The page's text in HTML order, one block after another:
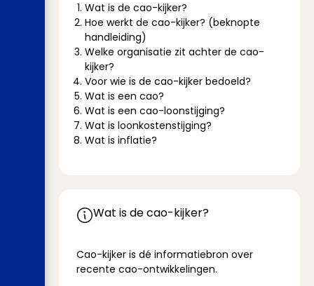
Wat is de cao-kijker?
Hoe werkt de cao-kijker? (beknopte
handleiding)
Welke organisatie zit achter de cao-
kijker?
Voor wie is de cao-kijker bedoeld?
Wat is een cao?
Wat is een cao-loonstijging?
Wat is loonkostenstijging?
Wat is inflatie?
Wat is de cao-kijker?
Cao-kijker is dé informatiebron over
recente cao-ontwikkelingen.